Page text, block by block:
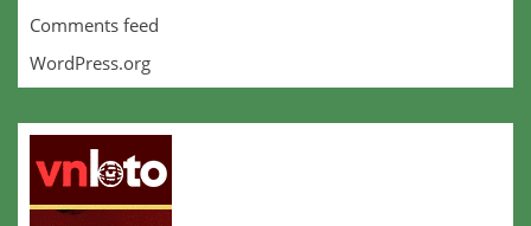
Comments feed
WordPress.org